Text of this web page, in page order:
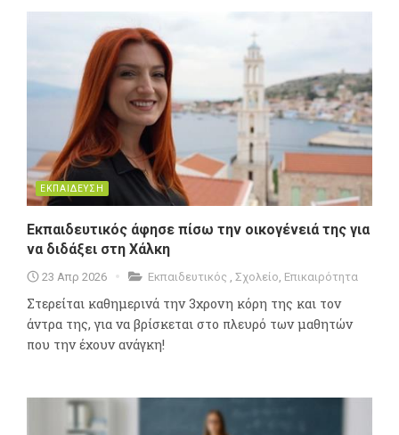
ΕΚΠΑΙΔΕΥΣΗ
Εκπαιδευτικός άφησε πίσω την οικογένειά της για
να διδάξει στη Χάλκη
23 Απρ 2026 Εκπαιδευτικός , Σχολείο, Επικαιρότητα
Στερείται καθημερινά την 3χρονη κόρη της και τον
άντρα της, για να βρίσκεται στο πλευρό των μαθητών
που την έχουν ανάγκη!